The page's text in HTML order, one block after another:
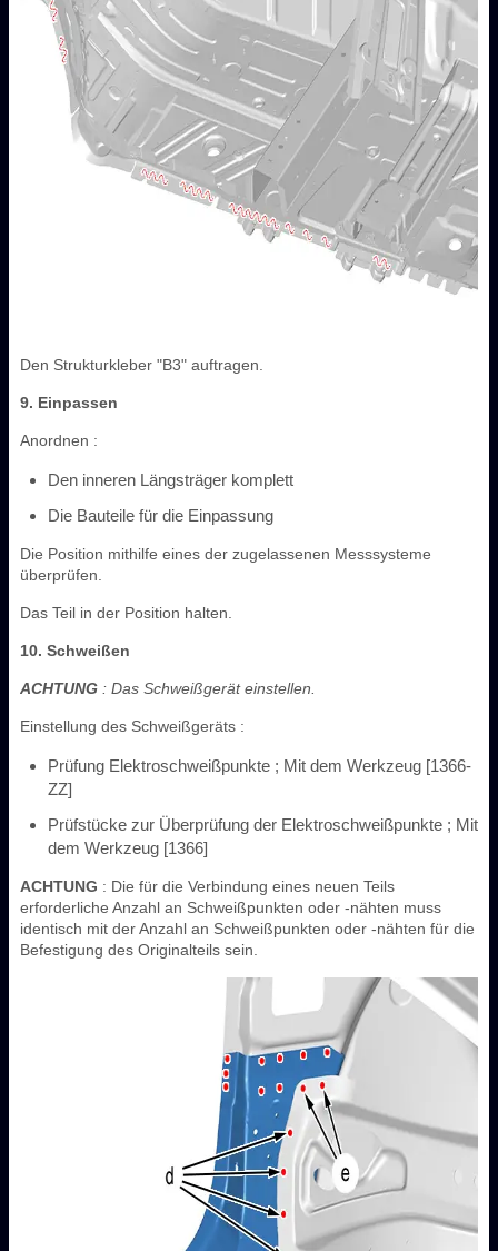
Den Strukturkleber "B3" auftragen.
9. Einpassen
Anordnen :
Den inneren Längsträger komplett
Die Bauteile für die Einpassung
Die Position mithilfe eines der zugelassenen Messsysteme
überprüfen.
Das Teil in der Position halten.
10. Schweißen
ACHTUNG : Das Schweißgerät einstellen.
Einstellung des Schweißgeräts :
Prüfung Elektroschweißpunkte ; Mit dem Werkzeug [1366-
ZZ]
Prüfstücke zur Überprüfung der Elektroschweißpunkte ; Mit
dem Werkzeug [1366]
ACHTUNG : Die für die Verbindung eines neuen Teils
erforderliche Anzahl an Schweißpunkten oder -nähten muss
identisch mit der Anzahl an Schweißpunkten oder -nähten für die
Befestigung des Originalteils sein.